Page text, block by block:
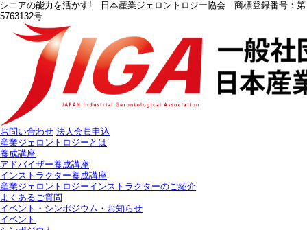
シニアの能力を活かす! 日本産業ジェロントロジー協会 商標登録番号：第
5763132号
お問い合わせ 法人会員申込
産業ジェロントロジーとは
養成講座
アドバイザー養成講座
インストラクター養成講座
産業ジェロントロジーインストラクターのご紹介
よくあるご質問
イベント・シンポジウム・お知らせ
イベント